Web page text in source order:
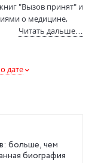
"Вызов принят" и
о медицине,
Читать дальше…
дате
больше, чем
биография